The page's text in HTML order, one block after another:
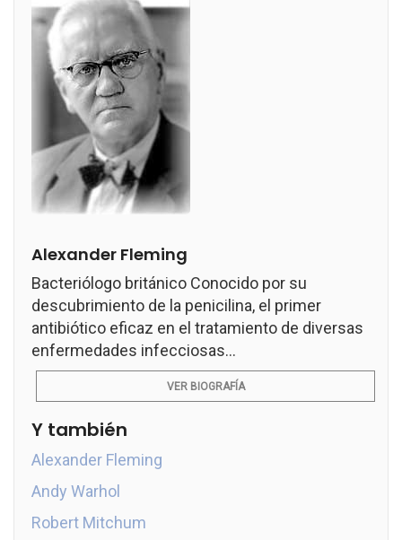
Alexander Fleming
Bacteriólogo británico Conocido por su
descubrimiento de la penicilina, el primer
antibiótico eficaz en el tratamiento de diversas
enfermedades infecciosas...
VER BIOGRAFÍA
Y también
Alexander Fleming
Andy Warhol
Robert Mitchum